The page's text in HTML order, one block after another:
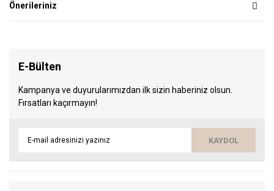
Önerileriniz
E-Bülten
Kampanya ve duyurularımızdan ilk sizin haberiniz olsun.
Fırsatları kaçırmayın!
KAYDOL